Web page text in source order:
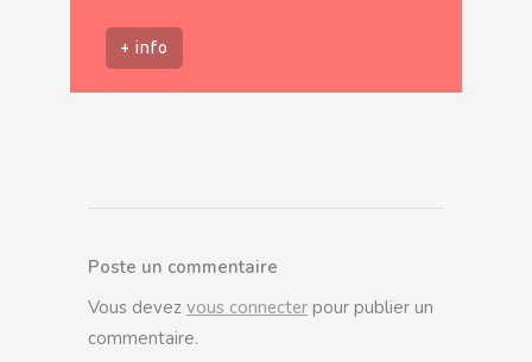
+ info
Poste un commentaire
Vous devez vous connecter pour publier un
commentaire.